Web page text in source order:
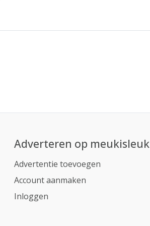
Adverteren op meukisleuk
Advertentie toevoegen
Account aanmaken
Inloggen